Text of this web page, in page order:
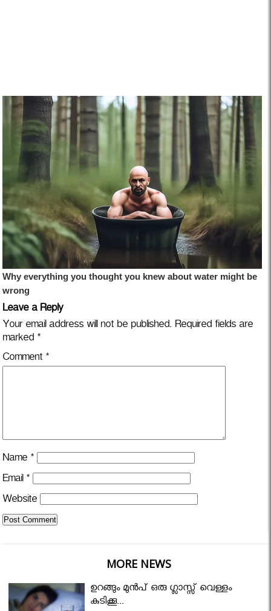
Leave a Reply
Your email address will not be published. Required fields are
marked *
Comment *
Name *
Email *
Website
MORE NEWS
ഉറങ്ങും മുന്‍പ് ഒരു ഗ്ലാസ്സ് വെള്ളം
കുടിക്കൂ...